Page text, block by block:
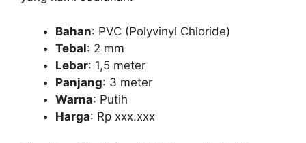
Bahan: PVC (Polyvinyl Chloride)
Tebal: 2 mm
Lebar: 1,5 meter
Panjang: 3 meter
Warna: Putih
Harga: Rp xxx.xxx